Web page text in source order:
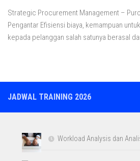
Strategic Procurement Management –
Pengantar Efisiensi biaya, kemampuan
kepada pelanggan salah satunya berasal
JADWAL TRAINING 2026
Workload Analysis dan